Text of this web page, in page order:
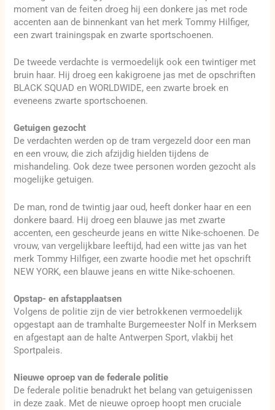
moment van de feiten droeg hij een donkere jas met rode
accenten aan de binnenkant van het merk Tommy Hilfiger,
een zwart trainingspak en zwarte sportschoenen.
De tweede verdachte is vermoedelijk ook een twintiger met
bruin haar. Hij droeg een kakigroene jas met de opschriften
BLACK SQUAD en WORLDWIDE, een zwarte broek en
eveneens zwarte sportschoenen.
Getuigen gezocht
De verdachten werden op de tram vergezeld door een man
en een vrouw, die zich afzijdig hielden tijdens de
mishandeling. Ook deze twee personen worden gezocht als
mogelijke getuigen.
De man, rond de twintig jaar oud, heeft donker haar en een
donkere baard. Hij droeg een blauwe jas met zwarte
accenten, een gescheurde jeans en witte Nike-schoenen. De
vrouw, van vergelijkbare leeftijd, had een witte jas van het
merk Tommy Hilfiger, een zwarte hoodie met het opschrift
NEW YORK, een blauwe jeans en witte Nike-schoenen.
Opstap- en afstapplaatsen
Volgens de politie zijn de vier betrokkenen vermoedelijk
opgestapt aan de tramhalte Burgemeester Nolf in Merksem
en afgestapt aan de halte Antwerpen Sport, vlakbij het
Sportpaleis.
Nieuwe oproep van de federale politie
De federale politie benadrukt het belang van getuigenissen
in deze zaak. Met de nieuwe oproep hoopt men cruciale